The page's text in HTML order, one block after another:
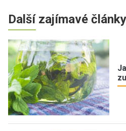
Další zajímavé články